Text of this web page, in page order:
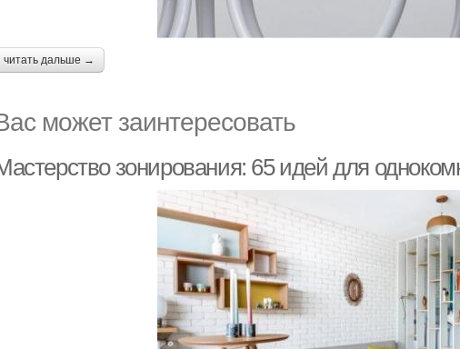
читать дальше →
может заинтересовать
зонирования: 65 идей для